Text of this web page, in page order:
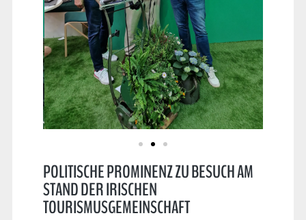
POLITISCHE PROMINENZ ZU BESUCH AM
STAND DER IRISCHEN
TOURISMUSGEMEINSCHAFT